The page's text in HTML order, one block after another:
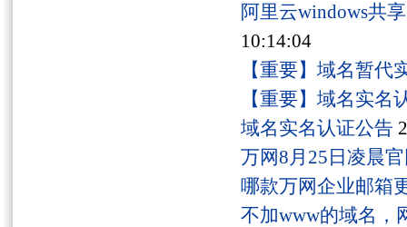
阿里云windows共
10:14:04
【重要】域名暂代
【重要】域名实名
域名实名认证公告
万网8月25日凌晨
哪款万网企业邮箱
不加www的域名，